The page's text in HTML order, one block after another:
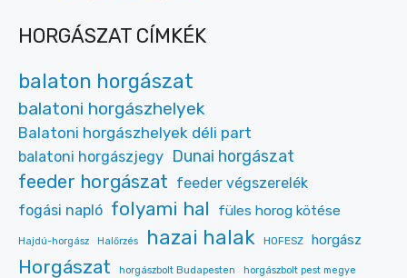
HORGÁSZAT CÍMKÉK
balaton horgászat
balatoni horgászhelyek
Balatoni horgászhelyek déli part
balatoni horgászjegy Dunai horgászat
feeder horgászat feeder végszerelék
fogási napló folyami hal füles horog kötése
Hajdú-horgász Halőrzés hazai halak HOFESZ horgász
Horgászat horgászbolt Budapesten horgászbolt pest megye